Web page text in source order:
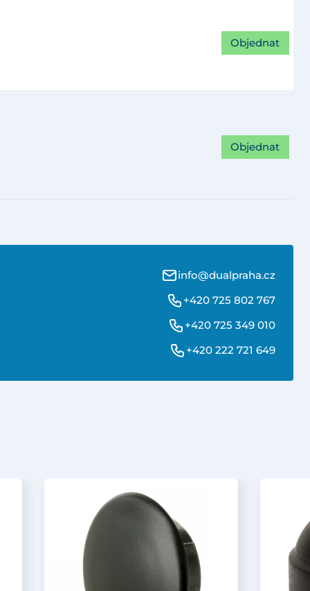
Objednat
Objednat
info@dualpraha.cz
+420 725 802 767
+420 725 349 010
+420 222 721 649